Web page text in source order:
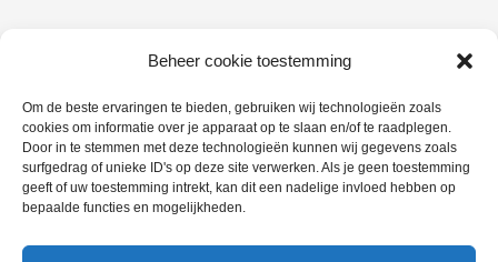
Beheer cookie toestemming
Om de beste ervaringen te bieden, gebruiken wij technologieën zoals
cookies om informatie over je apparaat op te slaan en/of te raadplegen.
Door in te stemmen met deze technologieën kunnen wij gegevens zoals
surfgedrag of unieke ID's op deze site verwerken. Als je geen toestemming
geeft of uw toestemming intrekt, kan dit een nadelige invloed hebben op
bepaalde functies en mogelijkheden.